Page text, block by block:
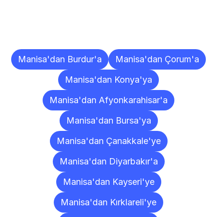
Manisa'dan Burdur'a
Manisa'dan Çorum'a
Manisa'dan Konya'ya
Manisa'dan Afyonkarahisar'a
Manisa'dan Bursa'ya
Manisa'dan Çanakkale'ye
Manisa'dan Diyarbakır'a
Manisa'dan Kayseri'ye
Manisa'dan Kırklareli'ye